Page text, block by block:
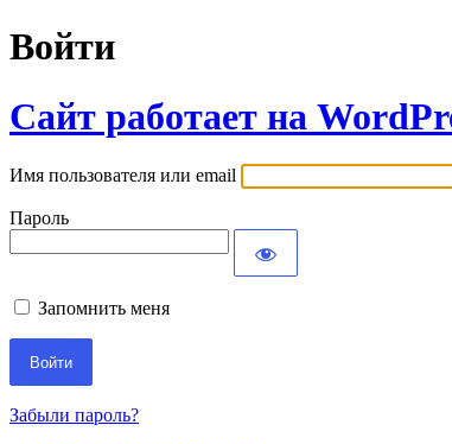
Войти
Сайт работает на
Имя пользователя или email
Пароль
Запомнить меня
Забыли пароль?